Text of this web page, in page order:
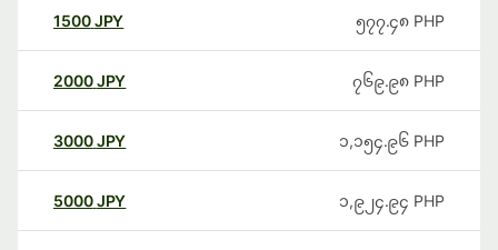
1500JPY ၅၇၇.၄၈ PHP
2000JPY ၇၆၉.၉၈ PHP
3000JPY ၁,၁၅၄.၉၆ PHP
5000JPY ၁,၉၂၄.၉၄ PHP